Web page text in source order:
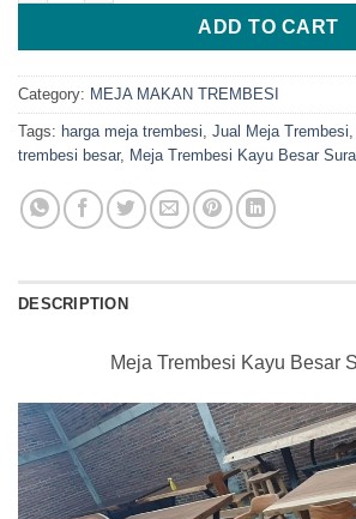
ADD TO CART
Category: MEJA MAKAN TREMBESI
Tags: harga meja trembesi Jual Meja Trembesi
trembesi besar, Meja Trembesi Kayu Besar
DESCRIPTION
Meja Trembesi Kayu Besar